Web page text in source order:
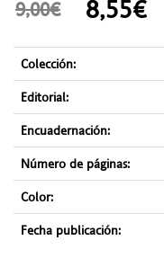
9,00€ 8,55€
Colección:
Editorial:
Encuadernación:
Número de páginas:
Color:
Fecha publicación: